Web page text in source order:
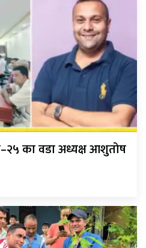
का वडा अध्यक्ष आशुतोष